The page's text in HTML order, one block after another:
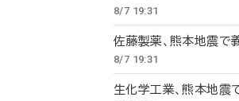
8/7 19:31
佐藤製薬、熊本地震
8/7 19:31
生化学工業、熊本地